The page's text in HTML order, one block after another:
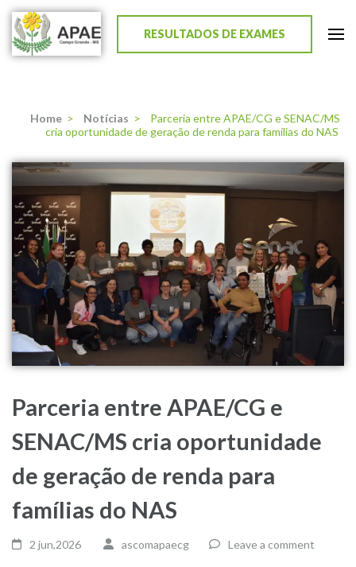
APAE de Campo Grande
RESULTADOS DE EXAMES
Home > Notícias >
Parceria entre APAE/CG e SENAC/MS
cria oportunidade de geração de renda para famílias do NAS
Parceria entre APAE/CG e
SENAC/MS cria oportunidade
de geração de renda para
famílias do NAS
2 jun,2026 ascomapaecg Leave a comment